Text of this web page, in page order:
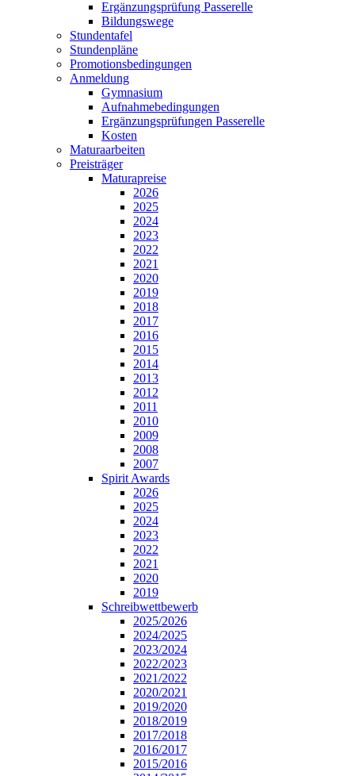
Ergänzungsprüfung Passerelle
Bildungswege
Stundentafel
Stundenpläne
Promotionsbedingungen
Anmeldung
Gymnasium
Aufnahmebedingungen
Ergänzungsprüfungen Passerelle
Kosten
Maturaarbeiten
Preisträger
Maturapreise
2026
2025
2024
2023
2022
2021
2020
2019
2018
2017
2016
2015
2014
2013
2012
2011
2010
2009
2008
2007
Spirit Awards
2026
2025
2024
2023
2022
2021
2020
2019
Schreibwettbewerb
2025/2026
2024/2025
2023/2024
2022/2023
2021/2022
2020/2021
2019/2020
2018/2019
2017/2018
2016/2017
2015/2016